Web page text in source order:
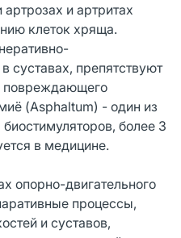
и артритах
клеток хряща.
суставах, препятствуют
повреждающего
(Asphaltum) - один из
более 3
в медицине.
опорно-двигательного
процессы,
и суставов,